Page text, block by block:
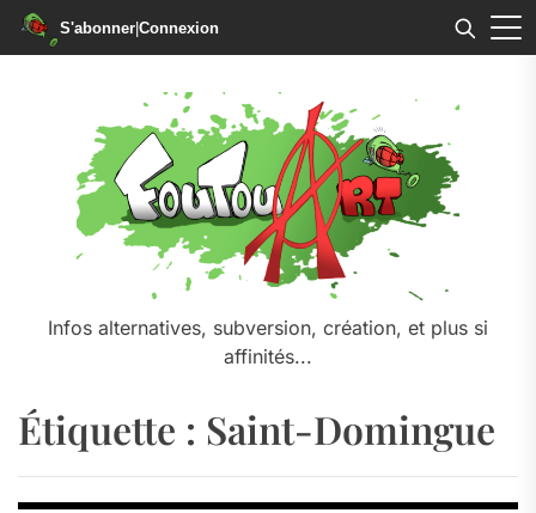
S'abonner|Connexion
Infos alternatives, subversion, création, et plus si
affinités...
Étiquette : Saint-Domingue